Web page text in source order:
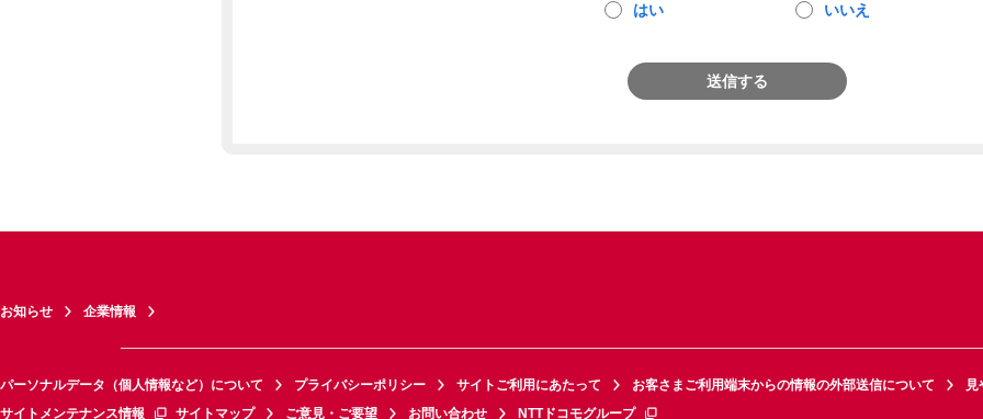
はい いいえ
送信する
お知らせ 企業情報
パーソナルデータ（個人情報など）について プライバシーポリシー サイトご利用にあたって お客さまご利用端末からの情報の外部送信について
見
サイトメンテナンス情報
サイトマップ ご意見・ご要望 お問い合わせ NTTドコモグループ